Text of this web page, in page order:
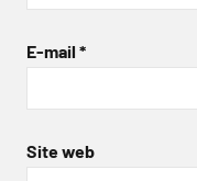
E-mail *
Site web